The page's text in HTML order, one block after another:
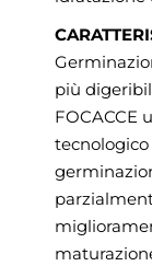
più
FOCACCE